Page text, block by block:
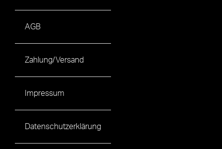
AGB
Zahlung/Versand
Impressum
Datenschutzerklärung